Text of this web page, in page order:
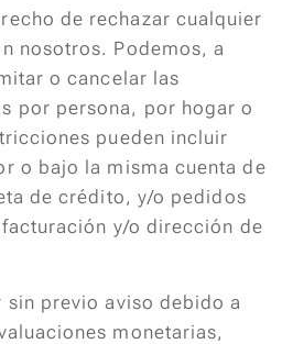
de rechazar cualquier
nosotros. Podemos, a
o cancelar las
por persona, por hogar o
pueden incluir
o bajo la misma cuenta de
de crédito, y/o pedidos
y/o dirección de
sin previo aviso debido a
monetarias,